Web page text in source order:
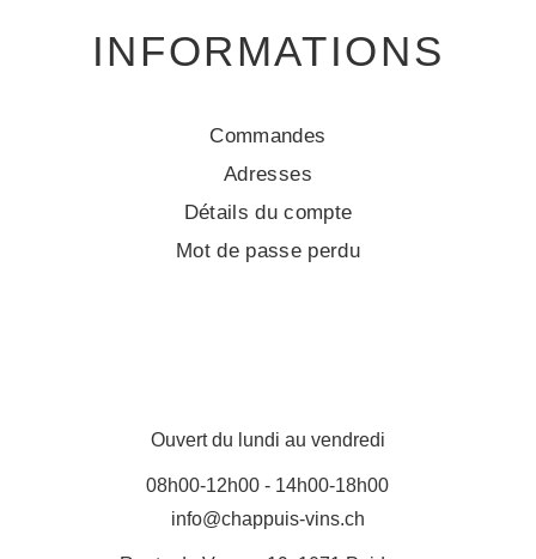
INFORMATIONS
Commandes
Adresses
Détails du compte
Mot de passe perdu
Ouvert du lundi au vendredi
08h00-12h00 - 14h00-18h00
info@chappuis-vins.ch